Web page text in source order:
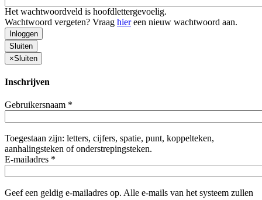
Het wachtwoordveld is hoofdlettergevoelig.
Wachtwoord vergeten? Vraag hiereen nieuw wachtwoord aan.
Inloggen
Sluiten
×Sluiten
Inschrijven
Gebruikersnaam *
Toegestaan zijn: letters, cijfers, spatie, punt, koppelteken,
aanhalingsteken of onderstrepingsteken.
E-mailadres *
Geef een geldig e-mailadres op. Alle e-mails van het systeem zullen